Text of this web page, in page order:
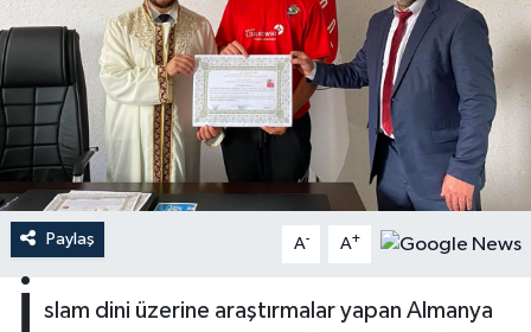
Paylaş A- A+
slam dini üzerine araştırmalar yapan Almanya
Ardahan Müftülüğü
Artvin Müftülüğü
Aydın Müftülüğü
Balıkesir Müftülüğü
Kudüs
Kurban
Mukabele
Peygamberimizin Hayatı
Hutbeler
DİYANET AKADEMİ
DİYANET GENÇLİK
DİYANET RADYO/TV